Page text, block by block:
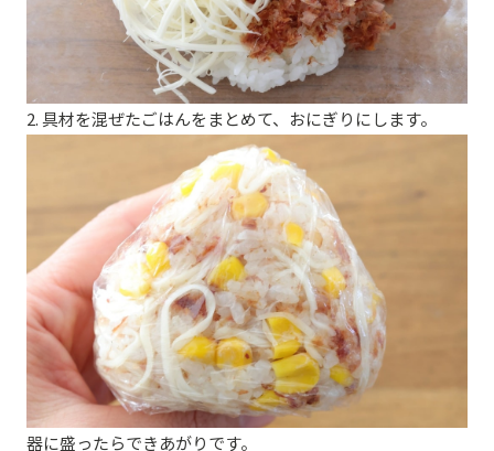
2. 具材を混ぜたごはんをまとめて、おにぎりにします。
器に盛ったらできあがりです。